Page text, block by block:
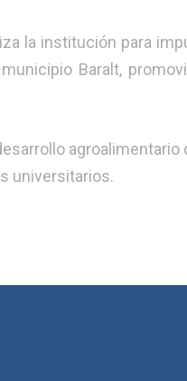
la institución para
Baralt,
agroalimentario
universitarios.